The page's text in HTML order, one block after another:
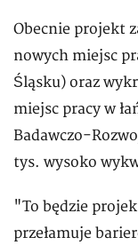
Obecnie projekt
nowych miejsc
Śląsku) oraz
miejsc pracy w
Badawczo-
tys. wysoko
"To będzie
przełamuje